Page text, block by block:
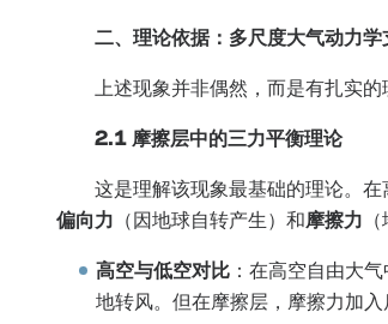
二、理论依据：多尺度大气动力学
上述现象并非偶然，而是有扎实
2.1 摩擦层中的三力平衡理论
这是理解该现象最基础的理论。
偏向力 （因地球自转产生）和摩擦力
高空与低空对比 ：在高空自由大
地转风。但在摩擦层，摩擦力加